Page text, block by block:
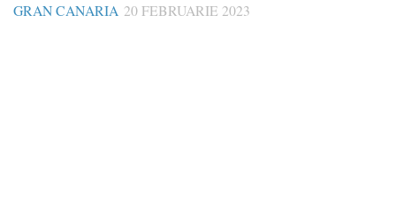
GRAN CANARIA 20 FEBRUARIE 2023